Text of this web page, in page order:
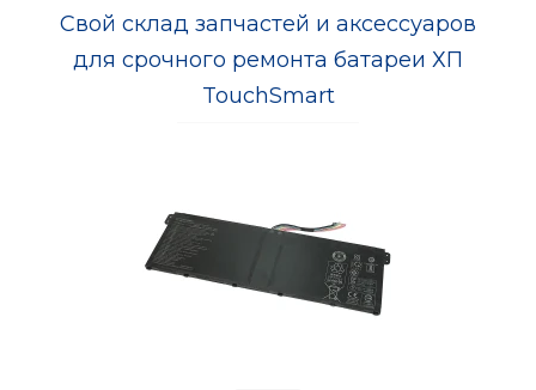
Свой склад запчастей и аксессуаров
для срочного ремонта батареи ХП
TouchSmart